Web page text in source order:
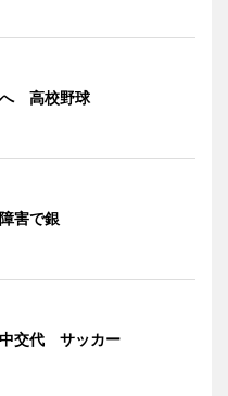
へ 高校野球
害で銀
交代 サッカー